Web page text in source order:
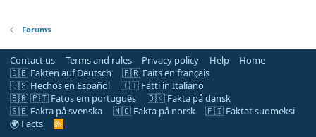
Forums
Contact us Terms and rules Privacy policy Help
Home
🇩🇪 Fakten auf Deutsch
🇫🇷 Faits en français
🇪🇸 Hechos en Español
🇮🇹 Fatti in Italiano
🇧🇷 🇵🇹 Fatos em português
🇩🇰 Fakta på dansk
🇸🇪 Fakta på svenska
🇳🇴 Fakta på norsk
🇫🇮 Faktat suomeksi
🌍 Facts
R